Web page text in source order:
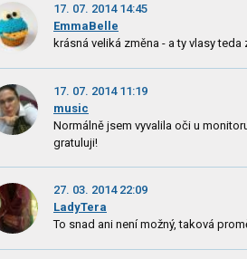
17. 07. 2014 14:45
EmmaBelle
krásná veliká změna - a ty vlasy teda
17. 07. 2014 11:19
music
Normálně jsem vyvalila oči u
gratuluji!
27. 03. 2014 22:09
LadyTera
To snad ani není možný, taková